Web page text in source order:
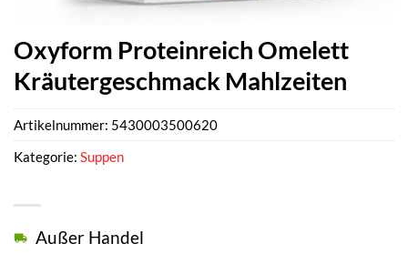
Oxyform Proteinreich Omelett
Kräutergeschmack Mahlzeiten
Außer Handel
Artikelnummer: 5430003500620
Kategorie: Suppen